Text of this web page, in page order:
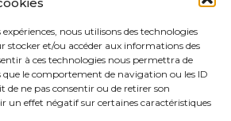
nous utilisons des technologies
stocker et/ou accéder aux informations des
à ces technologies nous permettra de
que le comportement de navigation ou les ID
de ne pas consentir ou de retirer son
un effet négatif sur certaines caractéristiques